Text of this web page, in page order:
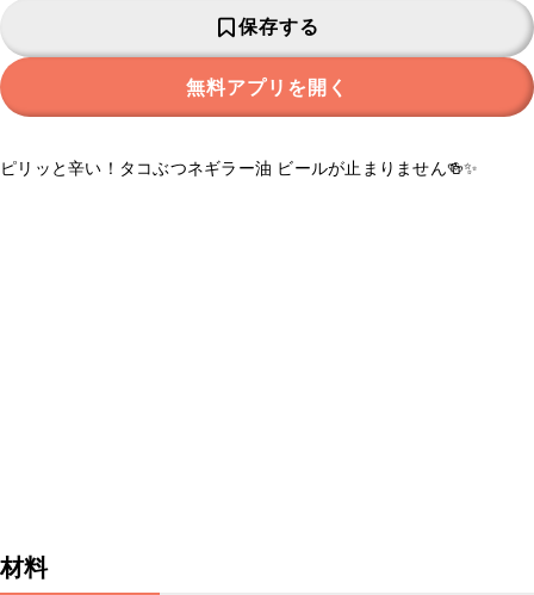
保存する
無料アプリを開く
ピリッと辛い！タコぶつネギラー油 ビールが止まりません🍻✨
材料